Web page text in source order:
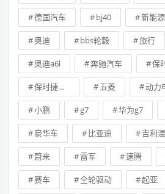
德国汽车 bj40 新能源汽车
奥迪 bbs轮毂 旅行
奥迪a6l 奔驰汽车 保
保时捷卡宴 五菱 动力
小鹏 g7 华为g7
豪华车 比亚迪 吉利
蔚来 雷军 速腾
赛车 全轮驱动 起亚